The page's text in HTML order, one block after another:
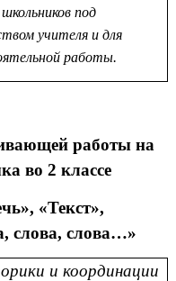
под
учителя и для
работы.
работы на
во 2 классе
«Текст»,
слова, слова…»
и координации